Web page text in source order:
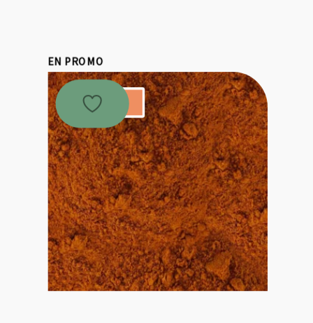
EN PROMO
Promo !